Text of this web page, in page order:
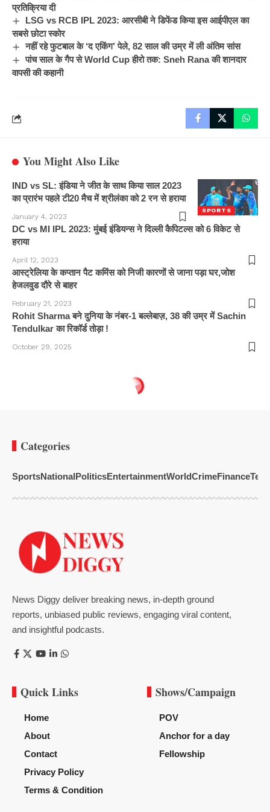
प्रतिक्रिया दी
LSG vs RCB IPL 2023: आरसीबी ने डिफेंड किया इस आईपीएल का
सबसे छोटा स्कोर
नहीं रहे फुटबाल के ‘द एकिंग’ पेले, 82 साल की उम्र में ली अंतिम सांस
पांच साल के गैप से World Cup हीरो तक: Sneh Rana की शानदार
वापसी की कहानी
You Might Also Like
SPORTS
IND vs SL: इंडिया ने जीत के साथ किया साल 2023
का प्रारंभ पहले टी20 मैच में श्रीलंका को 2 रन से हराया
January 4, 2023
DC vs MI IPL 2023: मुंबई इंडियन्स ने दिल्ली कैपिटल्स को 6 विकेट से
हराया
April 12, 2023
आस्ट्रेलिया के कप्तान पैट कमिंस को निजी कारणों से जाना पड़ा घर,जोश
हेजलवुड दौरे से बाहर
February 21, 2023
Rohit Sharma बने दुनिया के नंबर-1 बल्लेबाज़, 38 की उम्र में Sachin
Tendulkar का रिकॉर्ड तोड़ा !
October 29, 2025
Categories
SportsNationalPoliticsEntertainmentWorldCrimeFinance
News Diggy deliver breaking news, in-depth ground
reports, unbiased public reviews, engaging viral content,
and insightful podcasts.
Quick Links
Home
About
Contact
Privacy Policy
Terms & Condition
Shows/Campaign
POV
Anchor for a day
Fellowship